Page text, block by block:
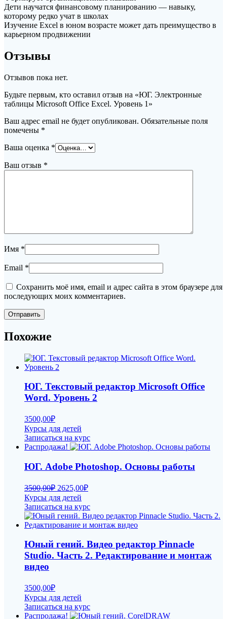
Дети научатся финансовому планированию — навыку,
которому редко учат в школах
Изучение Excel в юном возрасте может дать преимущество в
карьерном продвижении
Отзывы
Отзывов пока нет.
Будьте первым, кто оставил отзыв на «ЮГ. Электронные
таблицы Microsoft Office Excel. Уровень 1»
Ваш адрес email не будет опубликован. Обязательные поля
помечены *
Ваша оценка *
Ваш отзыв *
Имя *
Email *
Сохранить моё имя, email и адрес сайта в этом браузере для
последующих моих комментариев.
Похожие
ЮГ. Текстовый редактор Microsoft Office
Word. Уровень 2
3500,00₽
Курсы для детей
Записаться на курс
Распродажа!
ЮГ. Adobe Photoshop. Основы работы
3500,00₽ Первоначальная
цена
составляла
3500,00₽.
2625,00₽Текущая
2625,00₽.
Курсы для детей
Записаться на курс
Юный гений. Видео редактор Pinnacle
Studio. Часть 2. Редактирование и монтаж
видео
3500,00₽
Курсы для детей
Записаться на курс
Распродажа!